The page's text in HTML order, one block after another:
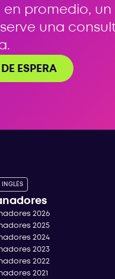
promedio, un
una
ESPERA
INGLÉS
2026
2025
2024
2023
2022
2021